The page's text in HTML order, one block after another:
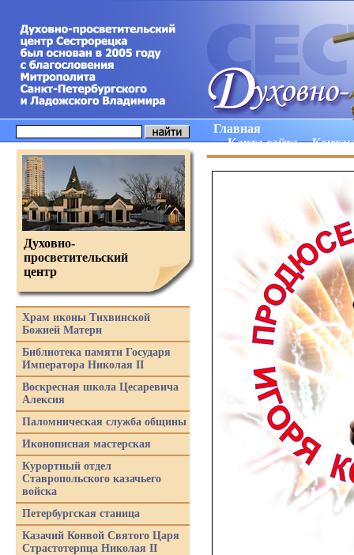
Главная
Карта сайта
Духовно-
просветительский
центр
Храм иконы Тихвинской
Божией Матери
Библиотека памяти Государя
Императора Николая II
Воскресная школа Цесаревича
Алексия
Паломническая служба общины
Иконописная мастерская
Курортный отдел
Ставропольского казачьего
войска
Петербургская станица
Казачий Конвой Святого Царя
Страстотерпца Николая II